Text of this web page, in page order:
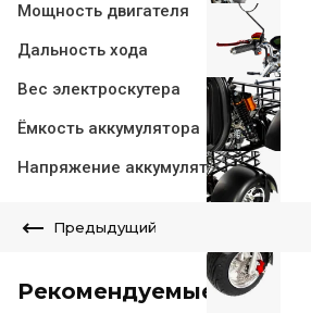
Мощность двигателя
Дальность хода
Вес электроскутера
Ёмкость аккумулятора
Напряжение аккумулятора
Предыдущий
Рекомендуемые